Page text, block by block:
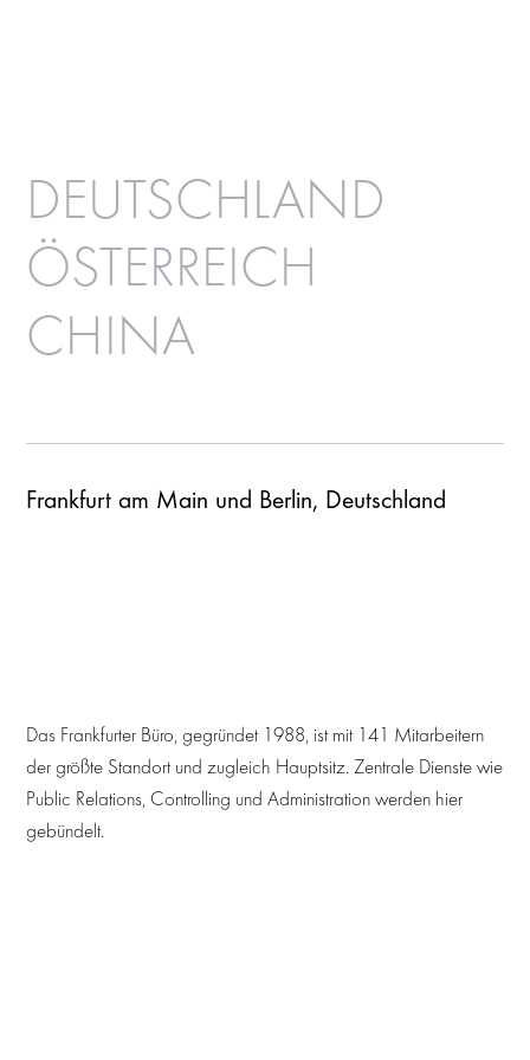
DEUTSCHLAND
ÖSTERREICH
CHINA
Frankfurt am Main und Berlin, Deutschland
Das Frankfurter Büro, gegründet 1988, ist mit 141 Mitarbeitern
der größte Standort und zugleich Hauptsitz. Zentrale Dienste wie
Public Relations, Controlling und Administration werden hier
gebündelt.